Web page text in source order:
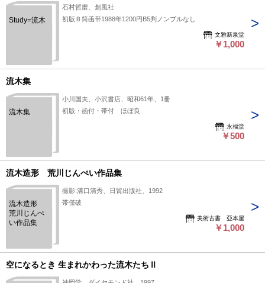
Study=流木
石村哲磨、創風社
初版Ｂ筒函帯1988年1200円B5判ノンブルなし
文雅新泉堂
￥1,000
流木集
流木集
小川国夫、小沢書店、昭和61年、1冊
初版・函付・帯付 ほぼ良
永福堂
￥500
流木造形 荒川じんぺい作品集
流木造形
荒川じんぺ
い作品集
撮影:溝口清秀、日貿出版社、1992
帯僅破
美術古書 亞本屋
￥1,000
空になるとき 生まれかわった流木たちⅡ